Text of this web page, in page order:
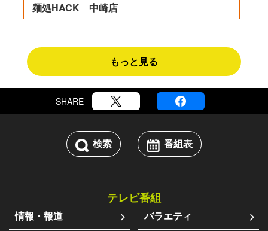
麺処HACK 中崎店
もっと見る
SHARE
検索 番組表
テレビ番組
情報・報道
バラエティ